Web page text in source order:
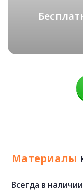
Анжелика
72 900
Материалы
Всегда в